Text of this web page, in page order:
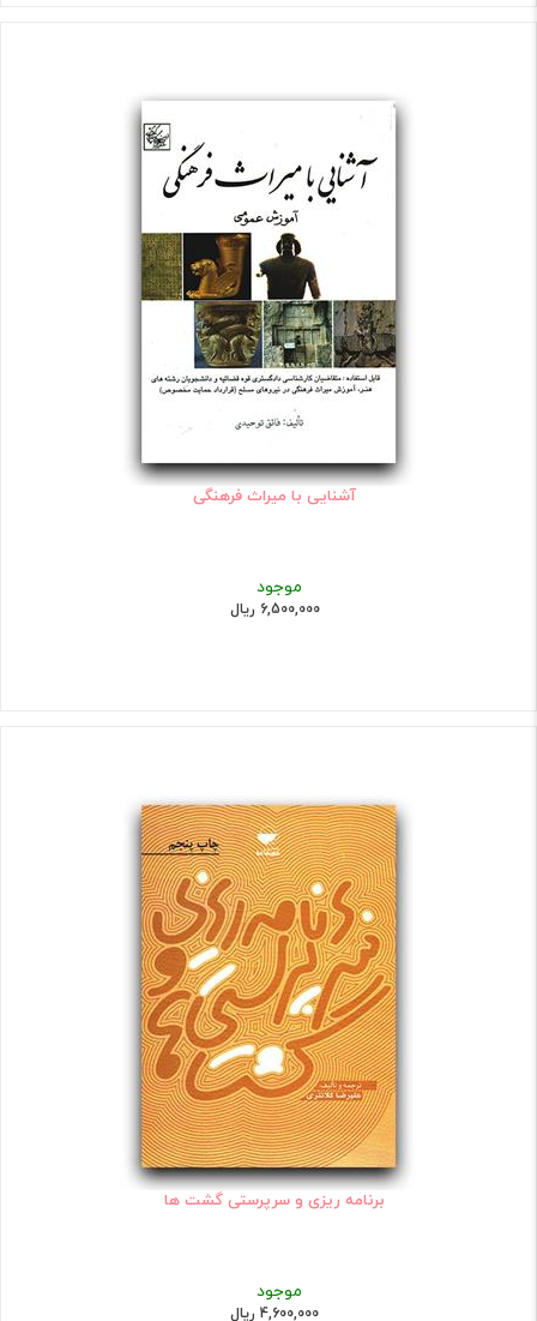
آشنایی با میراث فرهنگی
موجود
6,500,000 ریال
برنامه ریزی و سرپرستی گشت ها
موجود
4,600,000 ریال